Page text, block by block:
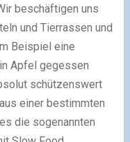
beschäftigen uns
und Tierrassen und
Beispiel eine
Apfel gegessen
schützenswert
einer bestimmten
die sogenannten